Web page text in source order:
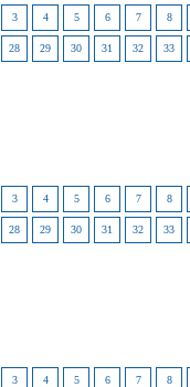
3 4 5 6 7 8
28 29 30 31 32 33
3 4 5 6 7 8
28 29 30 31 32 33
3 4 5 6 7 8